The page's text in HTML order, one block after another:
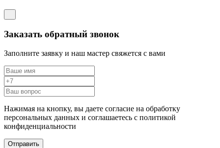
Заказать обратный звонок
Заполните заявку и наш мастер свяжется с вами
Нажимая на кнопку, вы даете согласие на обработку
персональных данных и соглашаетесь c политикой
конфиденциальности
Отправить